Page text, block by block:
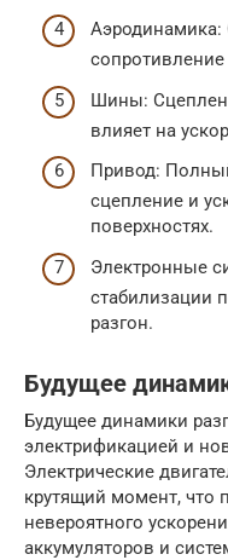
Аэродинамика:
Шины:
влияет на
Привод:
сцепление и
поверхностях.
Электронные
стабилизации
разгон.
Будущее
Будущее динамики
электрификацией и
Электрические
крутящий момент, что
невероятного
аккумуляторов и